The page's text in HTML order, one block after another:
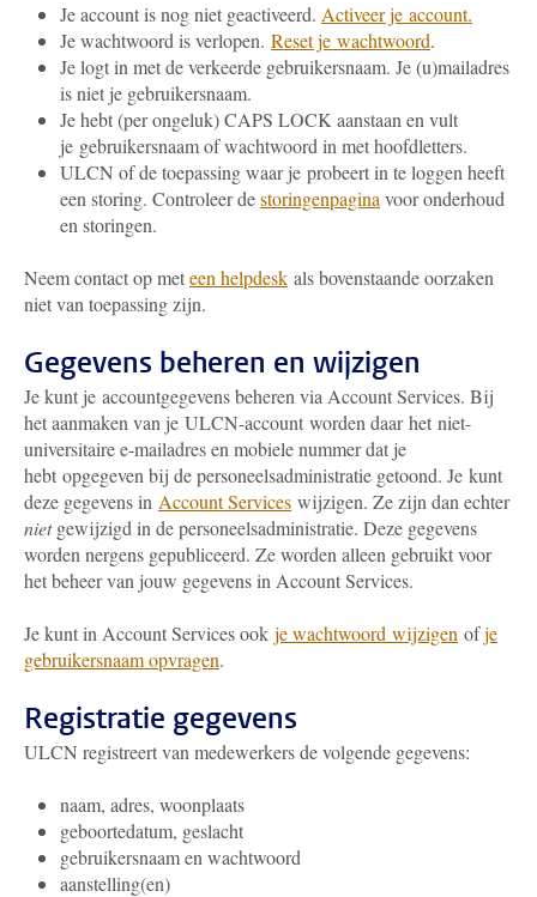
Je account is nog niet geactiveerd. Activeer je account.
Je wachtwoord is verlopen. Reset je wachtwoord.
Je logt in met de verkeerde gebruikersnaam. Je (u)mailadres
is niet je gebruikersnaam.
Je hebt (per ongeluk) CAPS LOCK aanstaan en vult
je gebruikersnaam of wachtwoord in met hoofdletters.
ULCN of de toepassing waar je probeert in te loggen heeft
een storing. Controleer destoringenpagina voor onderhoud
en storingen.
Neem contact op meteen helpdesk als bovenstaande oorzaken
niet van toepassing zijn.
Gegevens beheren en wijzigen
Je kunt je accountgegevens beheren via Account Services. Bij
het aanmaken van je ULCN-account worden daar het niet-
universitaire e-mailadres en mobiele nummer dat je
hebt opgegeven bij de personeelsadministratie getoond. Je kunt
deze gegevens in Account Services wijzigen. Ze zijn dan echter
nietgewijzigd in de personeelsadministratie. Deze gegevens
worden nergens gepubliceerd. Ze worden alleen gebruikt voor
het beheer van jouw gegevens in Account Services.
Je kunt in Account Services ook je wachtwoord wijzigen ofje
gebruikersnaam opvragen.
Registratie gegevens
ULCN registreert van medewerkers de volgende gegevens:
naam, adres, woonplaats
geboortedatum, geslacht
gebruikersnaam en wachtwoord
aanstelling(en)